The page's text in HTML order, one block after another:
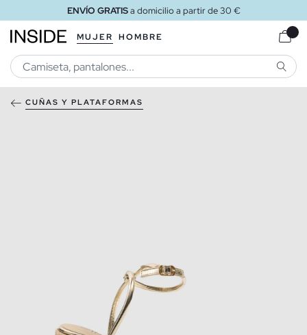
ENVÍO GRATISa domicilio a partir de 30 €
MUJER HOMBRE
CUÑAS Y PLATAFORMAS